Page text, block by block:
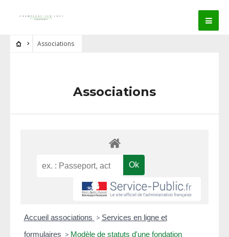
Associations
Associations
Accueil associations > Services en ligne et
formulaires > Modèle de statuts d'une fondation